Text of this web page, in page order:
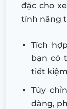
đặc cho
tính năng
Tích
bạn có
tiết
Tùy
dàng,